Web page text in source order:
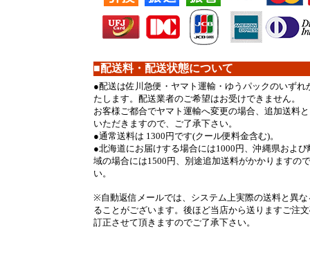
■配送料・配送状態について
●配送は佐川急便・ヤマト運輸・ゆうパックのいずれ
たします。配送業者のご希望はお受けできません。
お客様ご都合でヤマト運輸へ変更の場合、追加送料
いただきますので、ご了承下さい。
●通常送料は 1300円です(クール便料金含む)。
●北海道にお届けする場合には1000円、沖縄県およ
域の場合には1500円、別途追加送料がかかりますの
い。
※自動返信メールでは、システム上実際の送料と異
ることがございます。後ほど当店から送りますご注
訂正させて頂きますのでご了承下さい。